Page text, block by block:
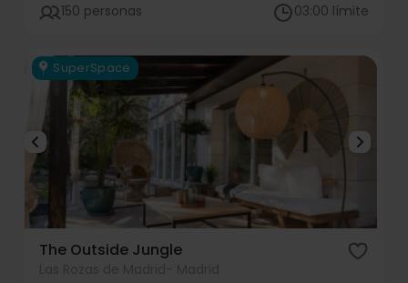
150 personas 03:00 límite
SuperSpace
The Outside Jungle